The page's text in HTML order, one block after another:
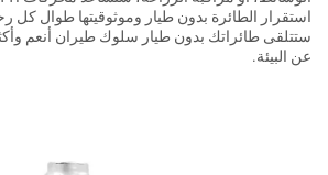
ستتلقى طائراتك بدون طيار سلوك طيران أنعم
عن البيئة.